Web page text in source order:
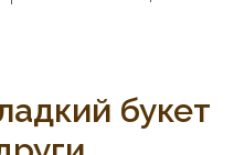
букет